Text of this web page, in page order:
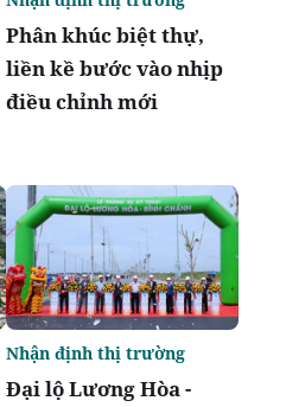
Phân khúc biệt thự,
liền kề bước vào nhịp
điều chỉnh mới
Đại lộ Lương Hòa -
Nhận định thị trường